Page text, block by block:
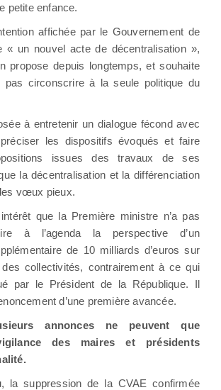
petite enfance.
affichée par le Gouvernement de
« un nouvel acte de décentralisation »,
propose depuis longtemps, et souhaite
pas circonscrire à la seule politique du
à entretenir un dialogue fécond avec
préciser les dispositifs évoqués et faire
issues des travaux de ses
la décentralisation et la différenciation
vœux pieux.
que la Première ministre n’a pas
à l’agenda la perspective d’un
de 10 milliards d’euros sur
collectivités, contrairement à ce qui
par le Président de la République. Il
d’une première avancée.
annonces ne peuvent que
des maires et présidents
la suppression de la CVAE confirmée